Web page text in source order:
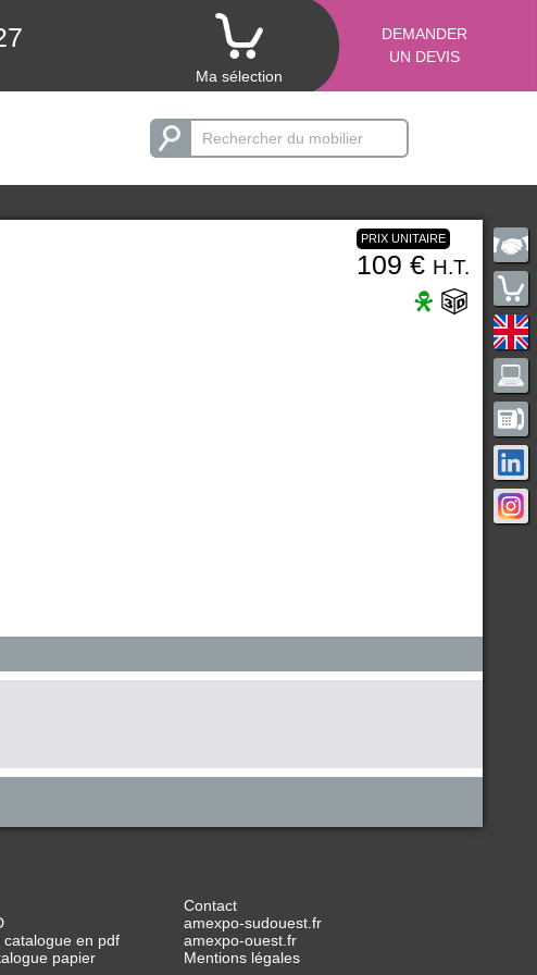
Ma sélection
DEMANDER
UN DEVIS
PRIX UNITAIRE
109 € H.T.
en pdf
papier
Contact
amexpo-sudouest.fr
amexpo-ouest.fr
Mentions légales